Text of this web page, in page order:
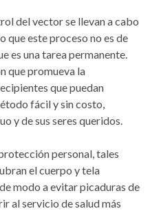
del vector se llevan a cabo
que este proceso no es de
es una tarea permanente.
que promueva la
que puedan
fácil y sin costo,
y de sus seres queridos.
personal, tales
el cuerpo y tela
modo a evitar picaduras de
al servicio de salud más